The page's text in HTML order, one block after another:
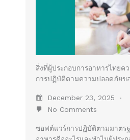
สิ่งที่ผู้ประกอบการอาหารไทยค
การปฏิบัติตามความปลอดภัยข
December 23, 2025
No Comments
ซอฟต์แวร์การปฏิบัติตามมาตร